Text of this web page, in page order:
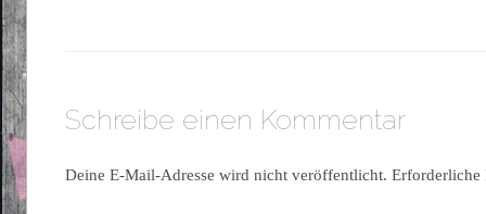
Schreibe einen Kommentar
Deine E-Mail-Adresse wird nicht veröffentlicht.